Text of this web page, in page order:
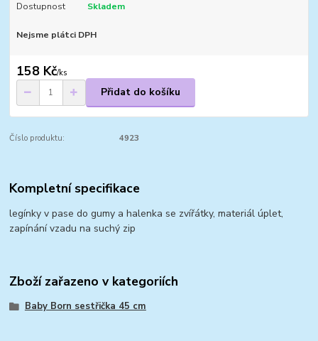
Dostupnost Skladem
Nejsme plátci DPH
158 Kč/ks
Přidat do košíku
Číslo produktu: 4923
Kompletní specifikace
legínky v pase do gumy a halenka se zvířátky, materiál úplet,
zapínání vzadu na suchý zip
Zboží zařazeno v kategoriích
Baby Born sestřička 45 cm